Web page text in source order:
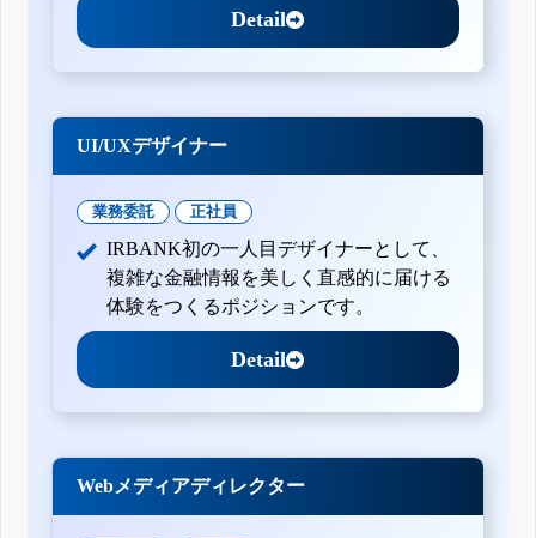
Detail
UI/UXデザイナー
業務委託 正社員
IRBANK初の一人目デザイナーとして、
複雑な金融情報を美しく直感的に届ける
体験をつくるポジションです。
Detail
Webメディアディレクター